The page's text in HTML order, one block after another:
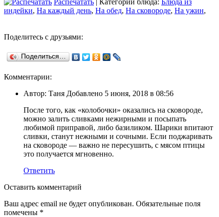
индейки, На каждый день, На обед, На сковороде, На ужин,
Поделитесь с друзьями:
Поделиться…
Комментарии:
Автор: Таня Добавлено 5 июня, 2018 в 08:56
После того, как «колобочки» оказались на сковороде,
можно залить сливками нежирными и посыпать
любимой приправой, либо базиликом. Шарики впитают
сливки, станут нежными и сочными. Если поджаривать
на сковороде — важно не пересушить, с мясом птицы
это получается мгновенно.
Ответить
Оставить комментарий
Ваш адрес email не будет опубликован. Обязательные поля
помечены *